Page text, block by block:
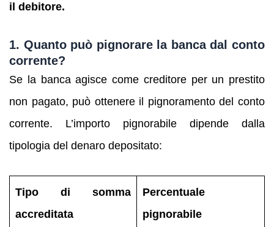
il debitore.
1. Quanto può pignorare la banca dal conto
corrente?
Se la banca agisce come creditore per un prestito
non pagato, può ottenere il pignoramento del conto
corrente. L’importo pignorabile dipende dalla
tipologia del denaro depositato:
Tipo di somma
accreditata
Percentuale
pignorabile